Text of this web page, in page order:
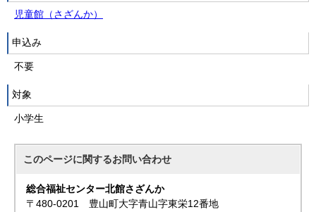
児童館（さざんか）
申込み
不要
対象
小学生
このページに関するお問い合わせ
総合福祉センター北館さざんか
〒480-0201 豊山町大字青山字東栄12番地